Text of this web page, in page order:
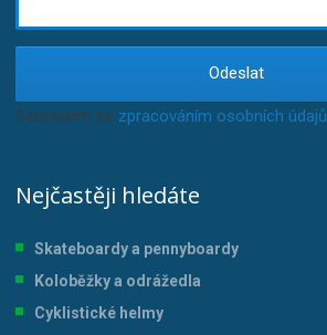
Odeslat
Souhlasím se zpracováním osobních údajů
Nejčastěji hledáte
Skateboardy a pennyboardy
Koloběžky a odrážedla
Cyklistické helmy